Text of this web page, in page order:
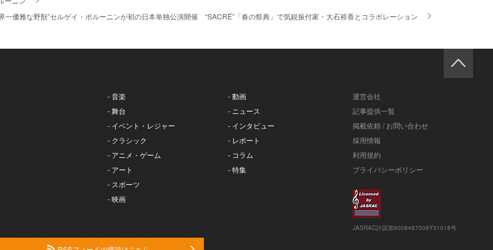
一優雅な野獣”セルゲイ・ポルーニンが初の日本単独公演開催 “SACRÉ”「春の祭典」で気鋭振付家・大石裕香とコラボレーション
- 音楽
- 舞台
- イベント・レジャー
- クラシック
- アニメ・ゲーム
- アート
- スポーツ
- 映画
- 動画
- ニュース
- インタビュー
- レポート
- コラム
- 特集
運営会社
記事提供一覧
掲載依頼 / お問い合わせ
採用情報
利用規約
プライバシーポリシー
JASRAC許諾第9008487009Y31018号